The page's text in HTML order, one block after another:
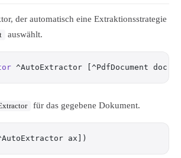
der automatisch eine Extraktionsstrategie
auswählt.
^AutoExtractor [^PdfDocument doc])
für das gegebene Dokument.
ax])